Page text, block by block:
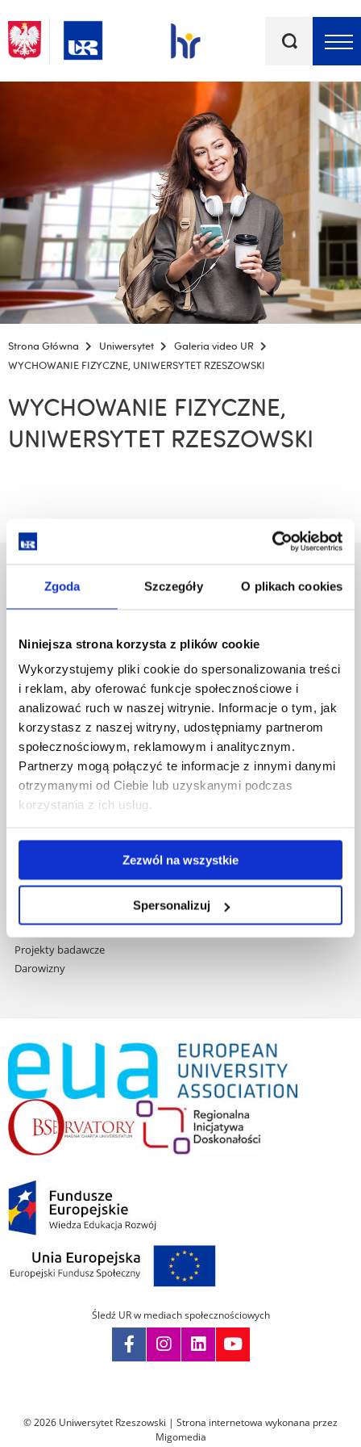
Zgoda Szczegóły O plikach cookies
Niniejsza strona korzysta z plików cookie
Wykorzystujemy pliki cookie do spersonalizowania treści
i reklam, aby oferować funkcje społecznościowe i
analizować ruch w naszej witrynie. Informacje o tym, jak
korzystasz z naszej witryny, udostępniamy partnerom
społecznościowym, reklamowym i analitycznym.
Partnerzy mogą połączyć te informacje z innymi danymi
otrzymanymi od Ciebie lub uzyskanymi podczas
korzystania z ich usług.
Zezwól na wszystkie
Spersonalizuj
kluczowe
Strona Główna Uniwersytet
Galeria video UR
WYCHOWANIE FIZYCZNE, UNIWERSYTET RZESZOWSKI
WYCHOWANIE FIZYCZNE,
UNIWERSYTET RZESZOWSKI
Al. Tadeusza Rejtana 16C
35-959 Rzeszów
Pomiń
nawigację
przejdź
do
treści
Polityka prywatności
Mapa serwisu
Biblioteka
Wydawnictwo
Covid info
Studia podyplomowe
Praca na UR
Zamówienia publiczne
Fundusze strukturalne
Projekty realizowane z KPO
Domy studenta
Deklaracja dostępności cyfrowej
Projekty badawcze
Darowizny
© 2026 Uniwersytet Rzeszowski | Strona internetowa wykonana przez
Migomedia
Śledź UR w mediach społecznościowych
i
przejdź